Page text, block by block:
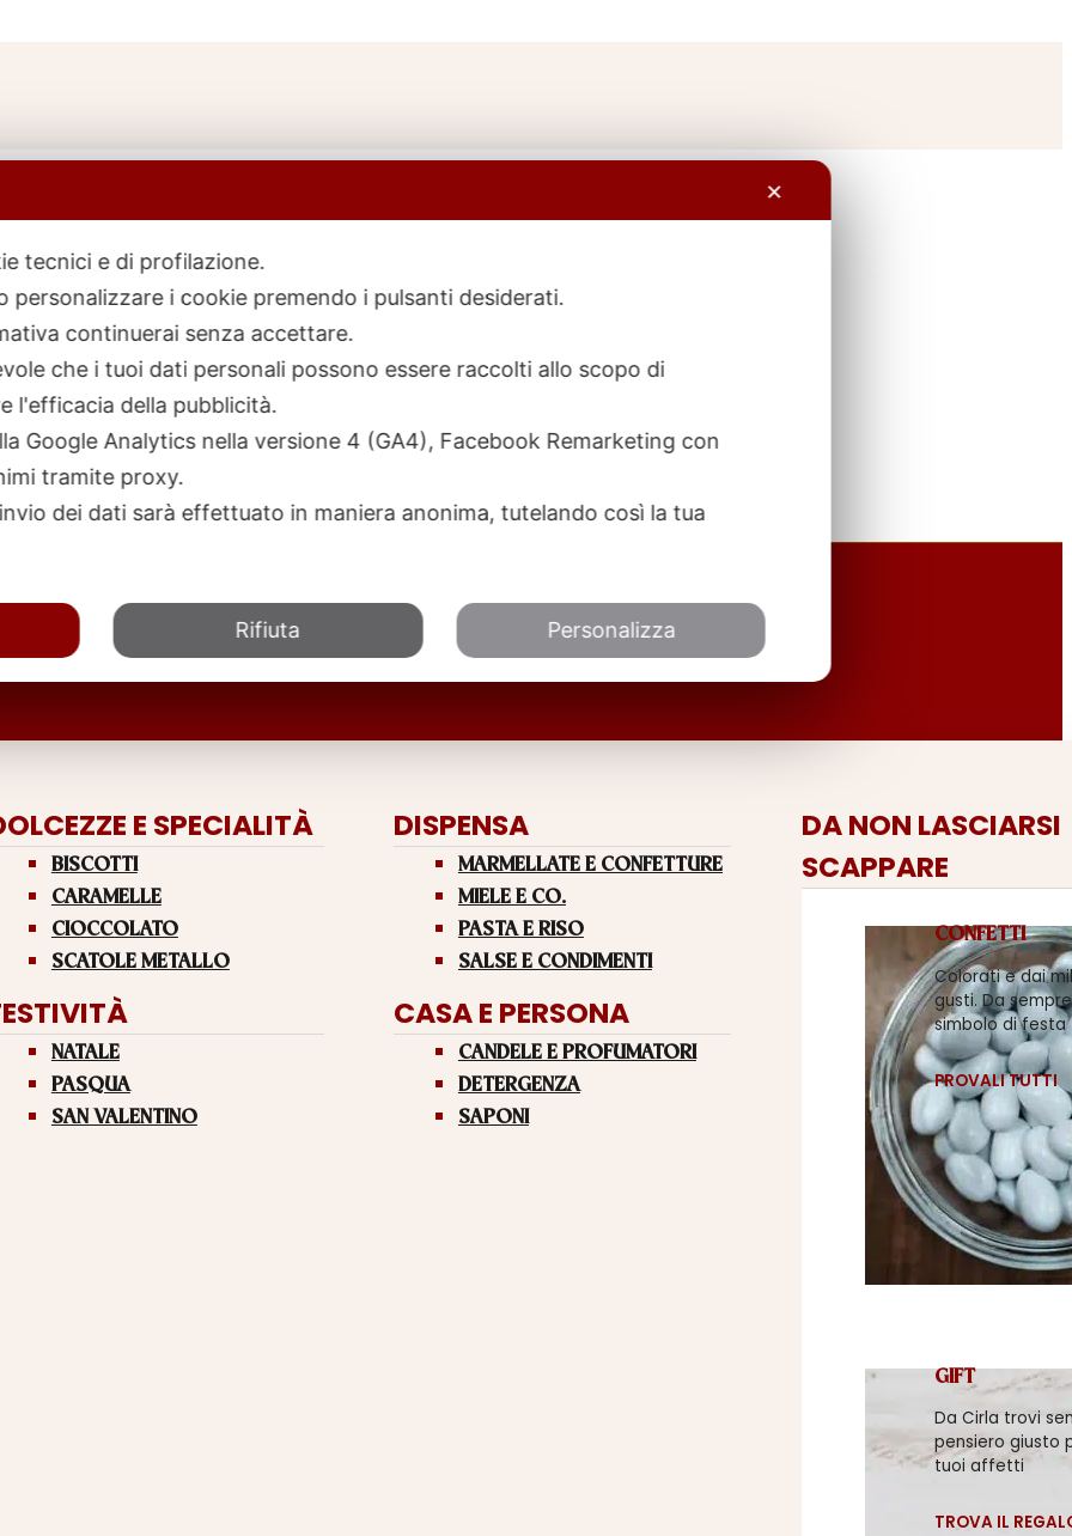
E SPECIALITÀ
BISCOTTI
CARAMELLE
CIOCCOLATO
SCATOLE METALLO
NATALE
PASQUA
SAN VALENTINO
DISPENSA
MARMELLATE E CONFETTURE
MIELE E CO.
PASTA E RISO
SALSE E CONDIMENTI
CASA E PERSONA
CANDELE E PROFUMATORI
DETERGENZA
SAPONI
DA NON LASCIARSI
SCAPPARE
CONFETTI
Colorati e dai
gusti. Da sempre
simbolo di festa
PROVALI TUTTI
GIFT
Da Cirla trovi
pensiero giusto
tuoi affetti
TROVA IL
✕
tecnici e di profilazione.
personalizzare i cookie premendo i pulsanti desiderati.
continuerai senza accettare.
che i tuoi dati personali possono essere raccolti allo scopo di
l'efficacia della pubblicità.
Google Analytics nella versione 4 (GA4), Facebook Remarketing con
tramite proxy.
dei dati sarà effettuato in maniera anonima, tutelando così la tua
Rifiuta Personalizza